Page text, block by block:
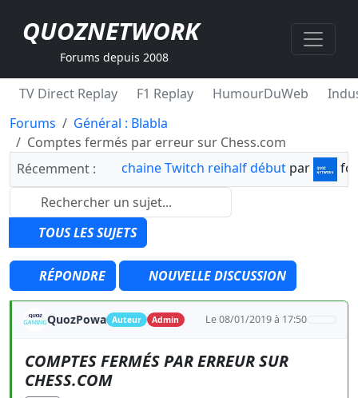
QUOZNETWORK
Forums depuis 2008
TV Direct Replay F1 Replay HumourDuWeb
Forums
Général : Blabla
Comptes fermés par erreur sur Chess.com
Récemment :
chaine Twitch reihalf début par
TOUS LES SUJETS
RÉPONDRE NOUVELLE DISCUSSION
QuozPowa Auteur Admin Le 08/01/2019 à 17:50
COMPTES FERMÉS PAR ERREUR SUR
CHESS.COM